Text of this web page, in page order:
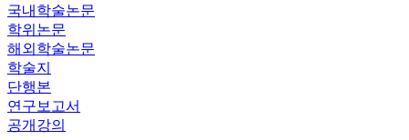
국내학술논문
학위논문
해외학술논문
학술지
단행본
연구보고서
공개강의